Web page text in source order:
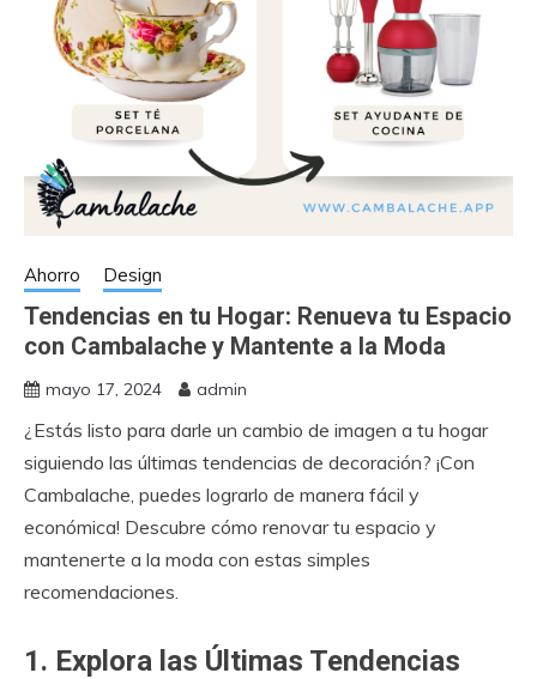
Ahorro Design
Tendencias en tu Hogar: Renueva tu Espacio
con Cambalache y Mantente a la Moda
mayo 17, 2024 admin
¿Estás listo para darle un cambio de imagen a tu hogar
siguiendo las últimas tendencias de decoración? ¡Con
Cambalache, puedes lograrlo de manera fácil y
económica! Descubre cómo renovar tu espacio y
mantenerte a la moda con estas simples
recomendaciones.
1. Explora las Últimas Tendencias